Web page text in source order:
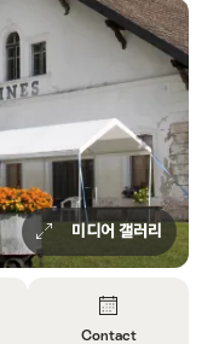
미디어 갤러리
Contact